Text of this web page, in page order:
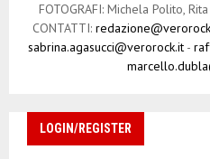
FOTOGRAFI: Michela Polito,
CONTATTI:
sabrina.agasucci@verorock.it-
LOGIN/REGISTER